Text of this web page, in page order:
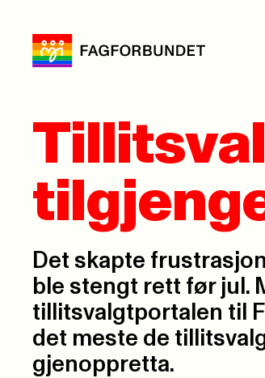
Det skapte
ble stengt rett før jul.
tillitsvalgtportalen til
det meste de
gjenoppretta.